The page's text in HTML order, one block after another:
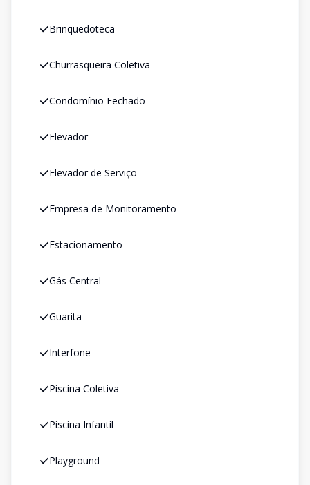
Brinquedoteca
Churrasqueira Coletiva
Condomínio Fechado
Elevador
Elevador de Serviço
Empresa de Monitoramento
Estacionamento
Gás Central
Guarita
Interfone
Piscina Coletiva
Piscina Infantil
Playground